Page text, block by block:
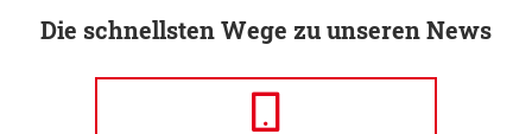
Die schnellsten Wege zu unseren News